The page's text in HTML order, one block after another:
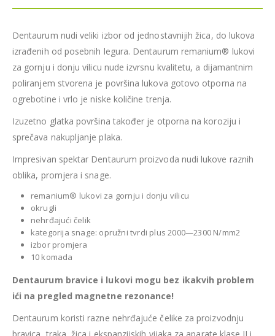
Dentaurum nudi veliki izbor od jednostavnijih žica, do lukova
izrađenih od posebnih legura. Dentaurum remanium® lukovi
za gornju i donju vilicu nude izvrsnu kvalitetu, a dijamantnim
poliranjem stvorena je površina lukova gotovo otporna na
ogrebotine i vrlo je niske količine trenja.
Izuzetno glatka površina također je otporna na koroziju i
sprečava nakupljanje plaka.
Impresivan spektar Dentaurum proizvoda nudi lukove raznih
oblika, promjera i snage.
remanium® lukovi za gornju i donju vilicu
okrugli
nehrđajući čelik
kategorija snage: opružni tvrdi plus 2000—2300 N/mm2
izbor promjera
10 komada
Dentaurum bravice i lukovi mogu bez ikakvih problem
ići na pregled magnetne rezonance!
Dentaurum koristi razne nehrđajuće čelike za proizvodnju